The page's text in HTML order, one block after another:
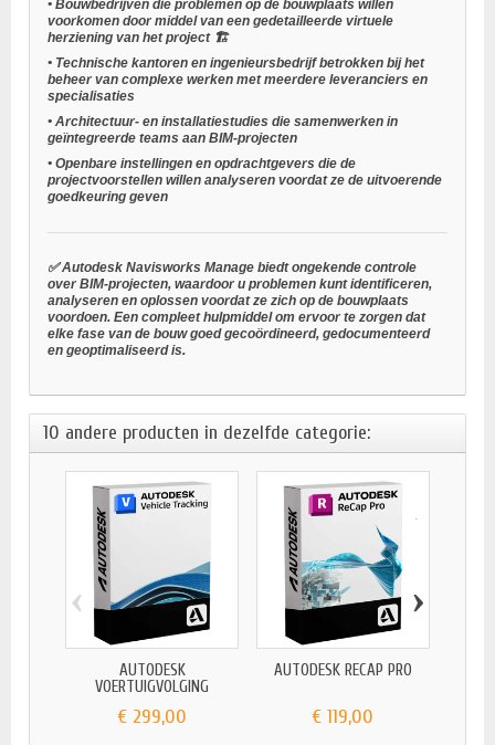
• Bouwbedrijven die problemen op de bouwplaats willen
voorkomen door middel van een gedetailleerde virtuele
herziening van het project 🏗️
• Technische kantoren en ingenieursbedrijfbetrokken bij het
beheer van complexe werken met meerdere leveranciers en
specialisaties
• Architectuur- en installatiestudies die samenwerken in
geïntegreerde teams aan BIM-projecten
• Openbare instellingen en opdrachtgevers die de
projectvoorstellen willen analyseren voordat ze de uitvoerende
goedkeuring geven
✅ Autodesk Navisworks Manage biedt ongekende controle
over BIM-projecten, waardoor u problemen kunt identificeren,
analyseren en oplossen voordat ze zich op de bouwplaats
voordoen. Een compleet hulpmiddel om ervoor te zorgen dat
elke fase van de bouw goed gecoördineerd, gedocumenteerd
en geoptimaliseerd is.
10 andere producten in dezelfde categorie:
AUTODESK
VOERTUIGVOLGING
€ 299,00
AUTODESK RECAP PRO
€ 119,00
‹ ›